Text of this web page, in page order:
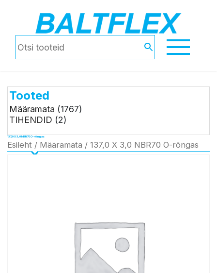
Tooted
Määramata (1767)
TIHENDID (2)
137,0 X 3,0 NBR70 O-rõngas
Esileht / Määramata / 137,0 X 3,0 NBR70 O-rõngas